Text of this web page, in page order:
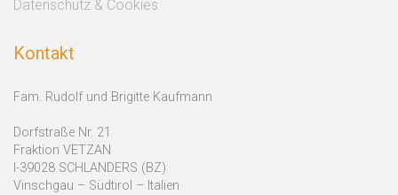
Datenschutz & Cookies
Kontakt
Fam. Rudolf und Brigitte Kaufmann
Dorfstraße Nr. 21
Fraktion VETZAN
I-39028 SCHLANDERS (BZ)
Vinschgau – Südtirol – Italien